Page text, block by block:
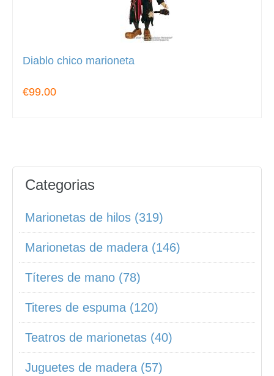
Diablo chico marioneta
€99.00
Categorias
Marionetas de hilos (319)
Marionetas de madera (146)
Títeres de mano (78)
Titeres de espuma (120)
Teatros de marionetas (40)
Juguetes de madera (57)